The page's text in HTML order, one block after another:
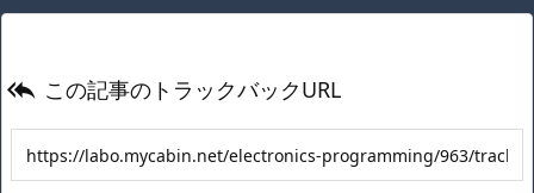
 この記事のトラックバックURL